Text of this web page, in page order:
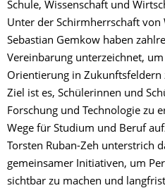
Schule, Wissenschaft und
Unter der Schirmherrschaft von
Sebastian Gemkow haben
Vereinbarung unterzeichnet,
Orientierung in Zukunftsfeldern
Ziel ist es, Schülerinnen und
Forschung und Technologie zu
Wege für Studium und Beruf
Torsten Ruban-Zeh unterstrich
gemeinsamer Initiativen, um
sichtbar zu machen und